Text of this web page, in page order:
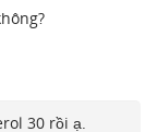
30 rồi ạ.